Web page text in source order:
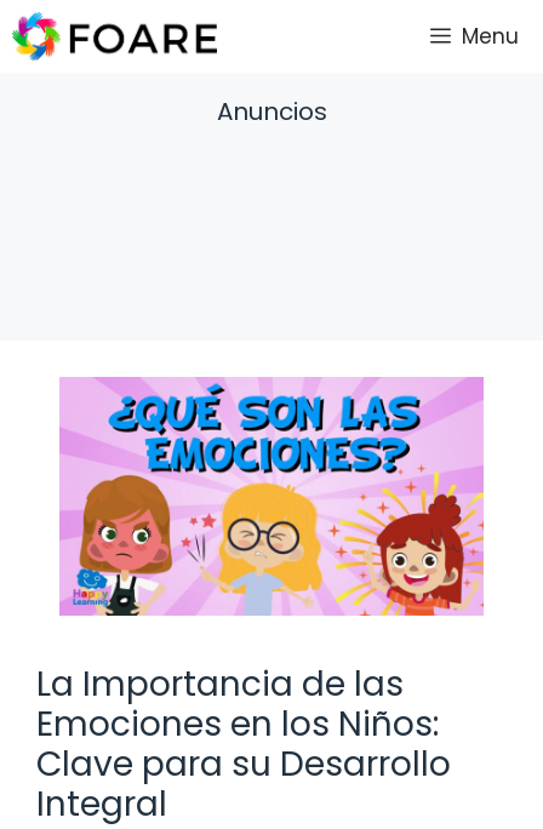
Saltar
al
Menu
Anuncios
La Importancia de las
Emociones en los Niños:
Clave para su Desarrollo
Integral